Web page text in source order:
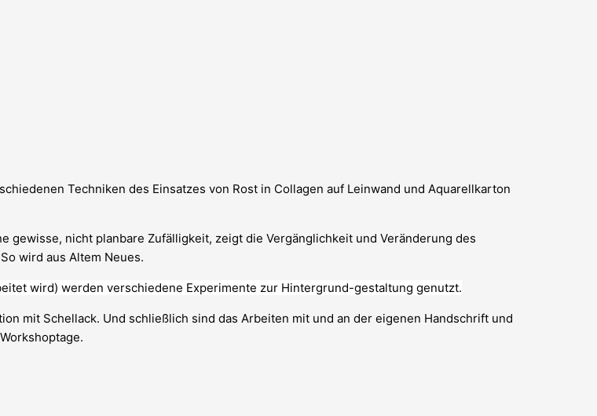
Techniken des Einsatzes von Rost in Collagen auf Leinwand und Aquarellkarton
gewisse, nicht planbare Zufälligkeit, zeigt die Vergänglichkeit und Veränderung des
wird aus Altem Neues.
wird) werden verschiedene Experimente zur Hintergrund-gestaltung genutzt.
mit Schellack. Und schließlich sind das Arbeiten mit und an der eigenen Handschrift und